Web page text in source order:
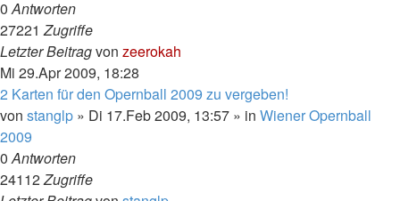
0Antworten
27221Zugriffe
Letzter Beitragvon zeerokah
Mi 29.Apr 2009, 18:28
2 Karten für den Opernball 2009 zu vergeben!
von stanglp » Di 17.Feb 2009, 13:57 » in Wiener Opernball
2009
0Antworten
24112Zugriffe